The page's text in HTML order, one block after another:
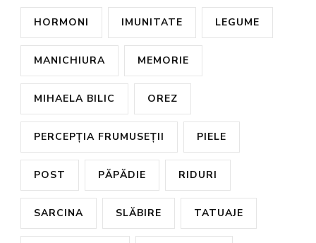
HORMONI IMUNITATE LEGUME
MANICHIURA MEMORIE
MIHAELA BILIC OREZ
PERCEPȚIA FRUMUSEȚII PIELE
POST PĂPĂDIE RIDURI
SARCINA SLĂBIRE TATUAJE